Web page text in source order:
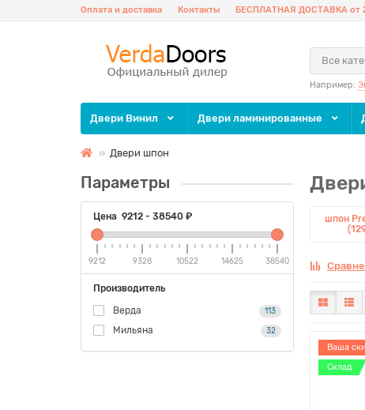
Оплата и доставка Контакты БЕСПЛАТНАЯ ДОСТАВКА от
Все
Например:
Двери Винил Двери ламинированные
Двери шпон
Параметры
Цена 9212 - 38540 ₽
9212 9328 10522 14625 38540
Производитель
Верда
113
Мильяна 32
шпон
Ваша
Склад